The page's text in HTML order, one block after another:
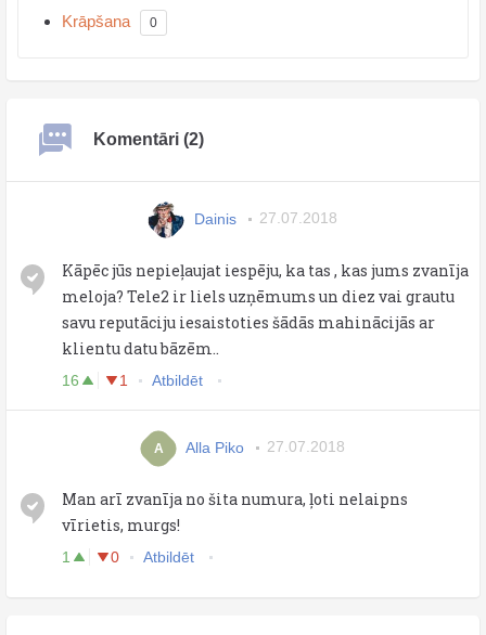
Krāpšana 0
Komentāri (2)
Dainis 27.07.2018
Kāpēc jūs nepieļaujat iespēju, ka tas , kas jums zvanīja
meloja? Tele2 ir liels uzņēmums un diez vai grautu
savu reputāciju iesaistoties šādās mahinācijās ar
klientu datu bāzēm..
16 1 Atbildēt
A Alla Piko 27.07.2018
Man arī zvanīja no šita numura, ļoti nelaipns
vīrietis, murgs!
1 0 Atbildēt